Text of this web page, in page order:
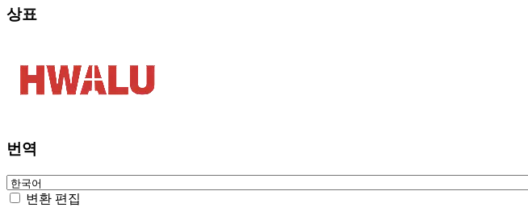
상표
번역
변환 편집